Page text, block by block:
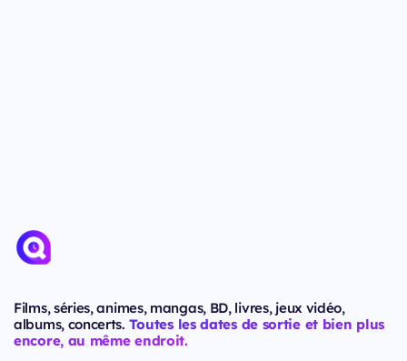
Films, séries, animes, mangas, BD, livres, jeux vidéo,
albums, concerts. Toutes les dates de sortie et bien plus
encore, au même endroit.